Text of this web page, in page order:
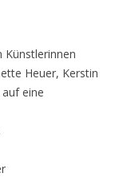
Künstlerinnen
Heuer, Kerstin
eine